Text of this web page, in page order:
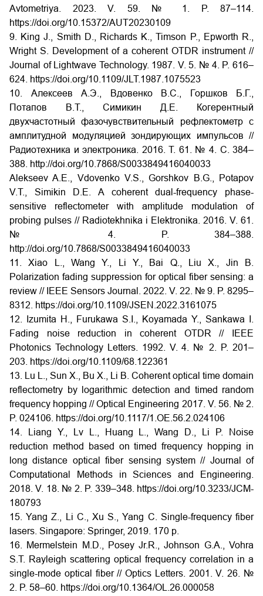
Avtometriya. 2023. V. 59. № 1. P. 87–114.
https://doi.org/10.15372/AUT20230109
9. King J., Smith D., Richards K., Timson P., Epworth R.,
Wright S. Development of a coherent OTDR instrument //
Journal of Lightwave Technology. 1987. V. 5. № 4. P. 616–
624. https://doi.org/10.1109/JLT.1987.1075523
10. Алексеев А.Э., Вдовенко В.С., Горшков Б.Г.,
Потапов В.Т., Симикин Д.Е. Когерентный
двухчастотный фазочувствительный рефлектометр с
амплитудной модуляцией зондирующих импульсов //
Радиотехника и электроника. 2016. Т. 61. № 4. С. 384–
388. http://doi.org/10.7868/S0033849416040033
Alekseev A.E., Vdovenko V.S., Gorshkov B.G., Potapov
V.T., Simikin D.E. A coherent dual-frequency phase-
sensitive reflectometer with amplitude modulation of
probing pulses // Radiotekhnika i Elektronika. 2016. V. 61.
№ 4. P. 384–388.
http://doi.org/10.7868/S0033849416040033
11. Xiao L., Wang Y., Li Y., Bai Q., Liu X., Jin B.
Polarization fading suppression for optical fiber sensing: a
review // IEEE Sensors Journal. 2022. V. 22. № 9. P. 8295–
8312.
https://doi.org/10.1109/JSEN.2022.3161075
12. Izumita H., Furukawa S.I., Koyamada Y., Sankawa I.
Fading noise reduction in coherent OTDR // IEEE
Photonics Technology Letters. 1992. V. 4. № 2. P. 201–
203. https://doi.org/10.1109/68.122361
13. Lu L., Sun X., Bu X., Li B. Coherent optical time domain
reflectometry by logarithmic detection and timed random
frequency hopping // Optical Engineering 2017. V. 56. № 2.
P. 024106. https://doi.org/10.1117/1.OE.56.2.024106
14. Liang Y., Lv L., Huang L., Wang D., Li P. Noise
reduction method based on timed frequency hopping in
long distance optical fiber sensing system // Journal of
Computational Methods in Sciences and Engineering.
2018. V. 18. № 2. P. 339–348. https://doi.org/10.3233/JCM-
180793
15. Yang Z., Li C., Xu S., Yang C. Single-frequency fiber
lasers. Singapore: Springer, 2019. 170 p.
16. Mermelstein M.D., Posey Jr.R., Johnson G.A., Vohra
S.T. Rayleigh scattering optical frequency correlation in a
single-mode optical fiber // Optics Letters. 2001. V. 26. №
2. P. 58–60. https://doi.org/10.1364/OL.26.000058